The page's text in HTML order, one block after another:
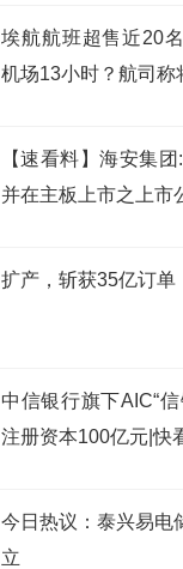
埃航航班超售近20
机场13小时？航司称
【速看料】海安集
并在主板上市之上市
扩产，斩获35亿订单
中信银行旗下AIC“
注册资本100亿元|快
今日热议：泰兴易电
立